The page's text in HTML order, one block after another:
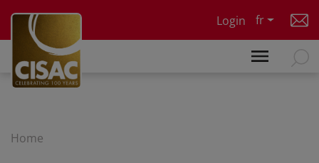
Login
fr
Home